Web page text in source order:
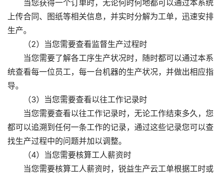
当您获得一个订单时，无论何时何地都可以通过本系统
上传合同、图纸等相关信息，并实时分解为工单，迅速安排
生产。
（2）当您需要查看监督生产过程时
当您需要了解各工序生产状况时，随时都可以通过本系
统查看每一位员工，每一台机器的生产状况，并做出相应指
导。
（3）当您需要查看以往工作记录时
当您需要查看以往工作记录时，无论工作结束多久，您
都可以追溯到任何一条工作的记录，通过这些记录您可以查
找生产过程中的问题并加以调整。
（4）当您需要核算工人薪资时
当您需要核算工人薪资时，锐益生产云工单根据工时或